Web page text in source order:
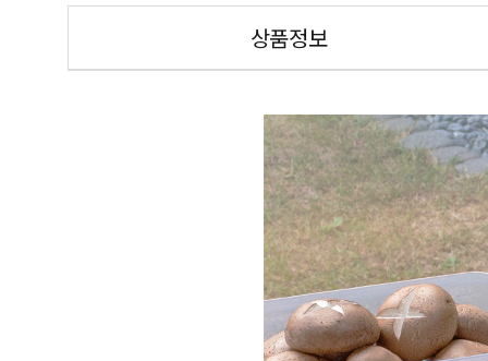
상품정보